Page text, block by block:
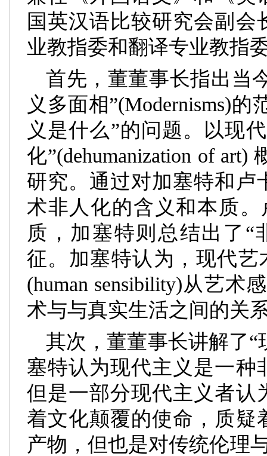
国英汉语比较研究会副
业教指委和翻译专业教指
首先，董董事长指出当
义多面相”(Modernisms)的
义是什么”的问题。以现
化”(dehumanization of art)
研究。通过对加塞特和卢
术非人化的含义和本质
质，加塞特则总结出了“
征。加塞特认为，现代
(human sensibility)从艺术
术与与真实生活之间的关
其次，董董事长讲解了
塞特认为现代主义是一种
但是一部分现代主义者认
着文化颠覆的使命，质疑
产物，但也是对传统伦理